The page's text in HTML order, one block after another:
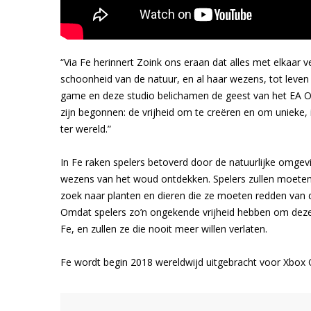
“Via Fe herinnert Zoink ons eraan dat alles met elkaar
schoonheid van de natuur, en al haar wezens, tot
game en deze studio belichamen de geest van het
zijn begonnen: de vrijheid om te creëren en om
ter wereld.”
In Fe raken spelers betoverd door de natuurlijke
wezens van het woud ontdekken. Spelers zullen
zoek naar planten en dieren die ze moeten redden van
Omdat spelers zo’n ongekende vrijheid hebben om
Fe, en zullen ze die nooit meer willen verlaten.
Fe wordt begin 2018 wereldwijd uitgebracht voor